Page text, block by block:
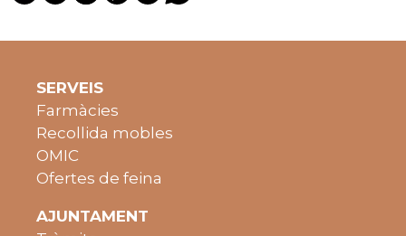
SERVEIS
Farmàcies
Recollida mobles
OMIC
Ofertes de feina
AJUNTAMENT